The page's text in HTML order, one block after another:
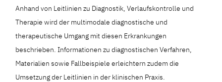
Anhand von Leitlinien zu Diagnostik, Verlaufskontrolle und
Therapie wird der multimodale diagnostische und
therapeutische Umgang mit diesen Erkrankungen
beschrieben. Informationen zu diagnostischen Verfahren,
Materialien sowie Fallbeispiele erleichtern zudem die
Umsetzung der Leitlinien in der klinischen Praxis.